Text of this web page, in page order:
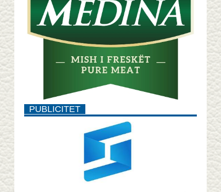
PUBLICITET